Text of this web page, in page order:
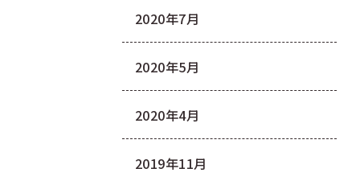
2020年7月
2020年5月
2020年4月
2019年11月